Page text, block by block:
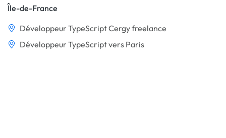
Île-de-France
Développeur TypeScript Cergy freelance
Développeur TypeScript vers Paris